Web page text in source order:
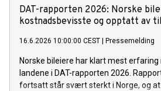
elektriske steg. Juni-tallene bekrefter
førstevalget langt utenfor storbyene.
DAT-rapporten 2026: Norske
kostnadsbevisste og opptatt av
16.6.2026 10:00:00 CEST Pressemelding
Norske bileiere har klart mest
landene i DAT-rapporten 2026.
fortsatt står svært sterkt i Norge, og